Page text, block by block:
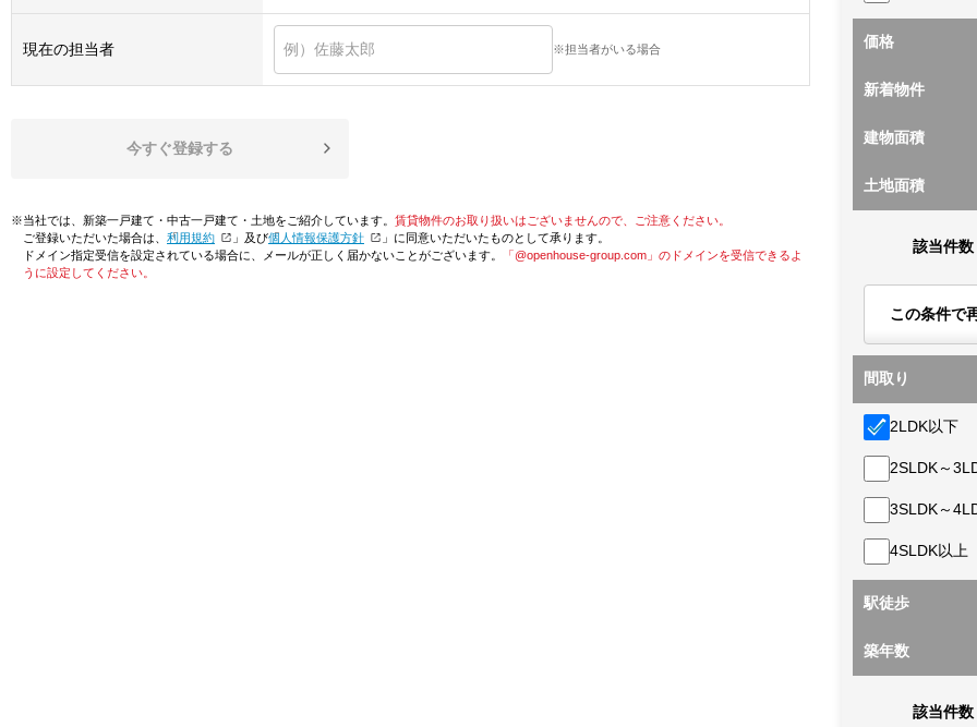
現在の担当者 ※担当者がいる場合
今すぐ登録する
※当社では、新築一戸建て・中古一戸建て・土地をご紹介しています。 賃貸物件のお取り扱いはございませんので、ご注意ください。
ご登録いただいた場合は、「利用規約 」及び「個人情報保護方針
」に同意いただいたものとして承ります。
ドメイン指定受信を設定されている場合に、メールが正しく届かないことがございます。
「@openhouse-group.com」のドメインを受信できるよ
うに設定してください。
価格
新着物件
建物面積
土地面積
該当件数
この条件で
間取り
2LDK以下
2SLDK～
3SLDK～
4SLDK以上
駅徒歩
築年数
該当件数